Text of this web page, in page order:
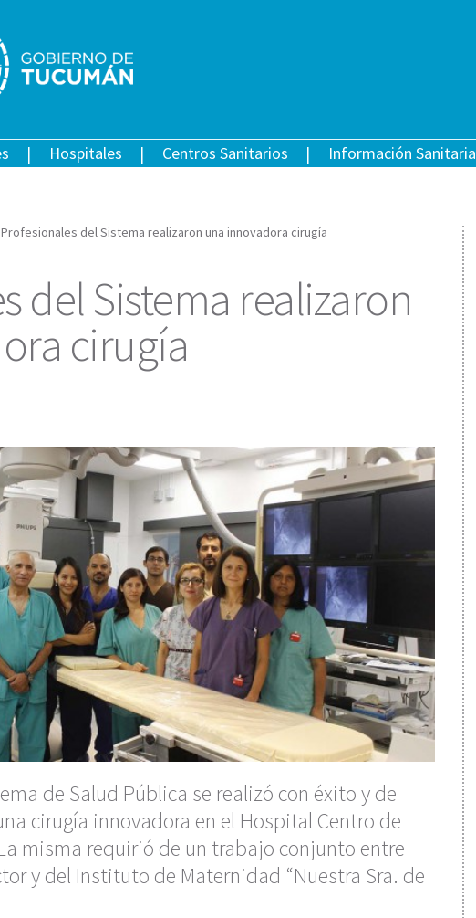
Hospitales Centros Sanitarios Información Sanitaria
Profesionales del Sistema realizaron una innovadora cirugía
del Sistema realizaron
cirugía
de Salud Pública se realizó con éxito y de
cirugía innovadora en el Hospital Centro de
misma requirió de un trabajo conjunto entre
y del Instituto de Maternidad “Nuestra Sra. de